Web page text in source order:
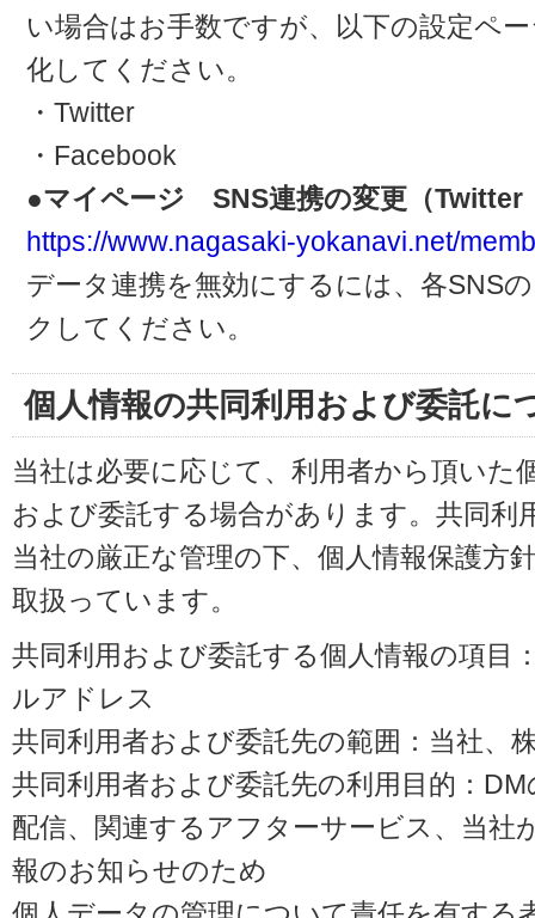
い場合はお手数ですが、以下の設定ペ
化してください。
・Twitter
・Facebook
●マイページ SNS連携の変更（Twitter
https://www.nagasaki-yokanavi.net/
データ連携を無効にするには、各SNS
クしてください。
個人情報の共同利用および委託に
当社は必要に応じて、利用者から頂いた
および委託する場合があります。共同利
当社の厳正な管理の下、個人情報保護方
取扱っています。
共同利用および委託する個人情報の項目
ルアドレス
共同利用者および委託先の範囲：当社、
共同利用者および委託先の利用目的：
配信、関連するアフターサービス、当社
報のお知らせのため